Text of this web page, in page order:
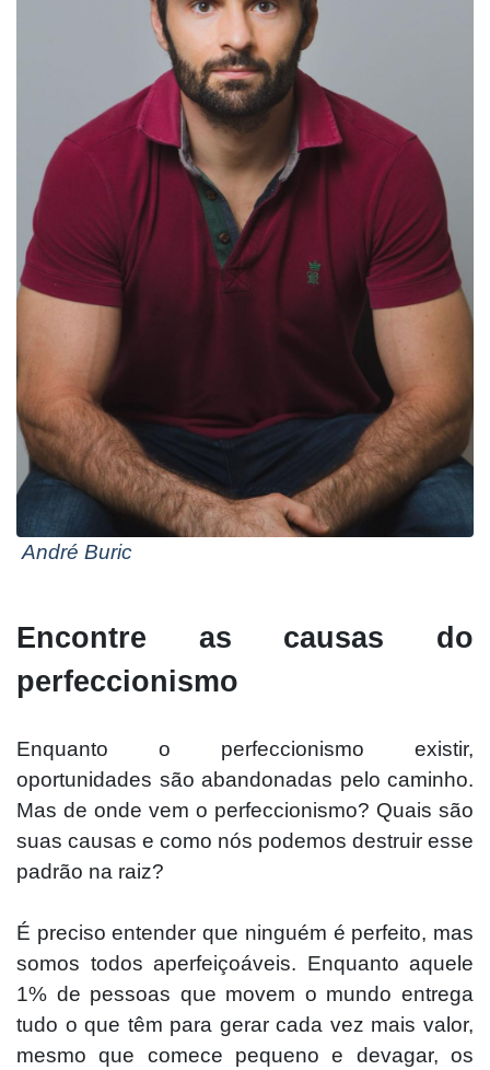
André Buric
Encontre as causas do
perfeccionismo
Enquanto o perfeccionismo existir,
oportunidades são abandonadas pelo caminho.
Mas de onde vem o perfeccionismo? Quais são
suas causas e como nós podemos destruir esse
padrão na raiz?
É preciso entender que ninguém é perfeito, mas
somos todos aperfeiçoáveis. Enquanto aquele
1% de pessoas que movem o mundo entrega
tudo o que têm para gerar cada vez mais valor,
mesmo que comece pequeno e devagar, os